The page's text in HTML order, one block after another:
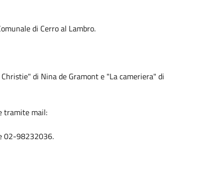
di Cerro al Lambro.
di Nina de Gramont e "La cameriera" di
tramite mail:
02-98232036.